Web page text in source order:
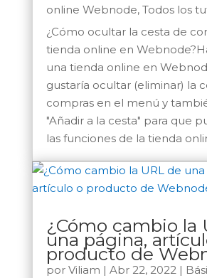
online Webnode, Todos los
¿Cómo ocultar la cesta de
tienda online en
una tienda online en
gustaría ocultar (eliminar) la
compras en el menú y
"Añadir a la cesta" para que
las funciones de la tienda
¿Cómo cambio la
una página,
producto de
por Viliam | Abr 22, 2022|